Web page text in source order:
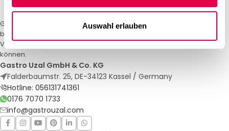
Auswahl erlauben
Gastro Uzal – Ihr Spezialist für Gastronomiemöbel und -textilien. Wir
bieten maßgeschneiderte Lösungen für Restaurants, Hotels und
Veranstaltungen. Qualität und Service, auf die Sie sich verlassen
können.
Gastro Uzal GmbH & Co. KG
Falderbaumstr. 25, DE-34123 Kassel / Germany
Hotline: 056131741361
0176 7070 1733
info@gastrouzal.com